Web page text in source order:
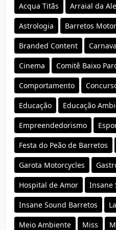
Acqua Titãs Arraial da
Astrologia Barretos
Branded Content
Cinema Comitê Baixo
Comportamento
Educação Educação
Empreendedorismo
Festa do Peão de Barretos
Garota Motorcycles
Hospital de Amor Insane
Insane Sound Barretos
Meio Ambiente Miss